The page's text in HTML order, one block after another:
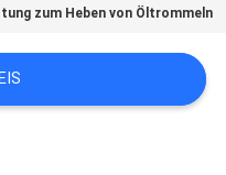
zum Heben von Öltrommeln